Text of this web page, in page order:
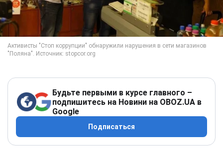
Будьте первыми в курсе главного –
подпишитесь на Новини на OBOZ.UA в
Google
Подписаться